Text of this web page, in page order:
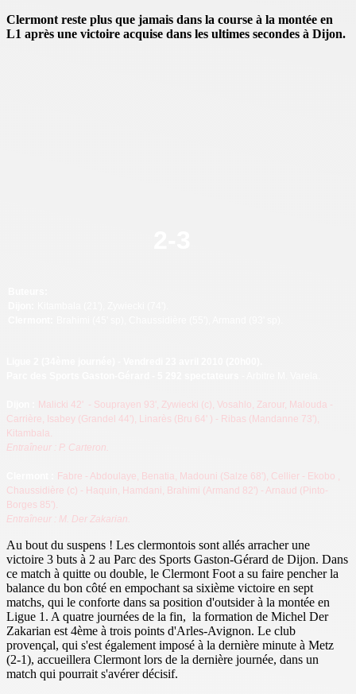
Clermont reste plus que jamais dans la course à la montée en
L1 après une victoire acquise dans les ultimes secondes à Dijon.
Malicki 42' - Souprayen 93', Zywiecki (c), Vosahlo, Zarour, Malouda -
Carrière, Isabey (Grandel 44'), Linarès (Bru 64' ) - Ribas (Mandanne 73'),
Kitambala.
Entraîneur : P. Carteron.
Fabre - Abdoulaye, Benatia, Madouni (Salze 68'), Cellier - Ekobo ,
Chaussidière (c) - Haquin, Hamdani, Brahimi (Armand 82') - Arnaud (Pinto-
Borges 85').
Entraîneur : M. Der Zakarian.
Au bout du suspens ! Les clermontois sont allés arracher une
victoire 3 buts à 2 au Parc des Sports Gaston-Gérard de Dijon. Dans
ce match à quitte ou double, le Clermont Foot a su faire pencher la
balance du bon côté en empochant sa sixième victoire en sept
matchs, qui le conforte dans sa position d'outsider à la montée en
Ligue 1. A quatre journées de la fin, la formation de Michel Der
Zakarian est 4ème à trois points d'Arles-Avignon. Le club
provençal, qui s'est également imposé à la dernière minute à Metz
(2-1), accueillera Clermont lors de la dernière journée, dans un
match qui pourrait s'avérer décisif.